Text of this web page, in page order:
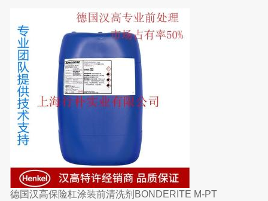
德国汉高保险杠涂装前清洗剂BONDERITE M-PT